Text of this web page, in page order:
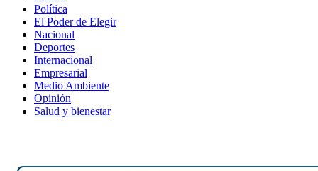
Política
El Poder de Elegir
Nacional
Deportes
Internacional
Empresarial
Medio Ambiente
Opinión
Salud y bienestar